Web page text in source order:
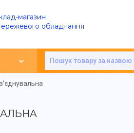
магазин
обладнання